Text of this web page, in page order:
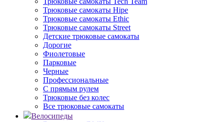
Трюковые самокаты Hipe
Трюковые самокаты Ethic
Трюковые самокаты Street
Детские трюковые самокаты
Дорогие
Фиолетовые
Парковые
Черные
Профессиональные
С прямым рулем
Трюковые без колес
Все трюковые самокаты
Велосипеды